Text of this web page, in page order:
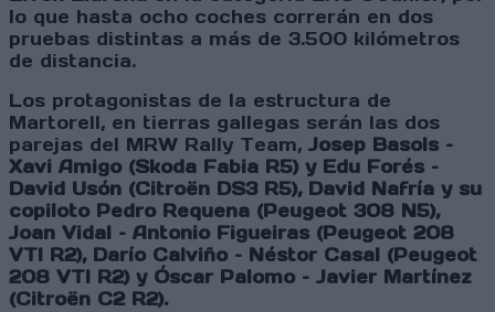
lo que hasta ocho coches correrán en dos
pruebas distintas a más de 3.500 kilómetros
de distancia.
Los protagonistas de la estructura de
Martorell, en tierras gallegas serán las dos
parejas del MRW Rally Team, Josep Basols –
Xavi Amigo (Skoda Fabia R5) y Edu Forés –
David Usón (Citroën DS3 R5), David Nafría y su
copiloto Pedro Requena (Peugeot 308 N5),
Joan Vidal – Antonio Figueiras (Peugeot 208
VTI R2), Darío Calviño – Néstor Casal (Peugeot
208 VTI R2) y Óscar Palomo – Javier Martínez
(Citroën C2 R2).